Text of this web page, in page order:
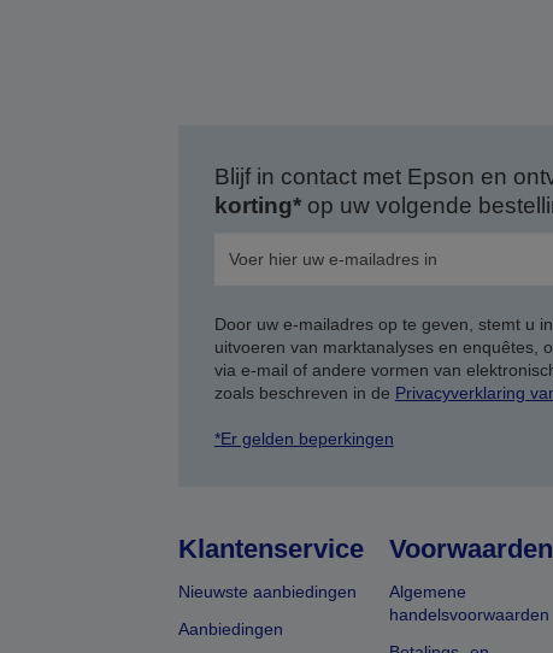
Blijf in contact met Epson en
korting*op uw volgende
Door uw e-mailadres op te geven, stemt u
uitvoeren van marktanalyses en enquêtes,
via e-mail of andere vormen van
zoals beschreven in de Privacyverklaring
*Er gelden beperkingen
Klantenservice
Nieuwste aanbiedingen
Aanbiedingen
Voorwaarden
Algemene
handelsvoorwaarden